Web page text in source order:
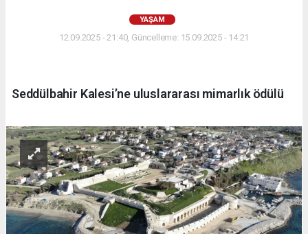
YAŞAM
12.09.2025 - 21:40, Güncelleme: 15.09.2025 - 14:21
Seddülbahir Kalesi’ne uluslararası mimarlık ödülü